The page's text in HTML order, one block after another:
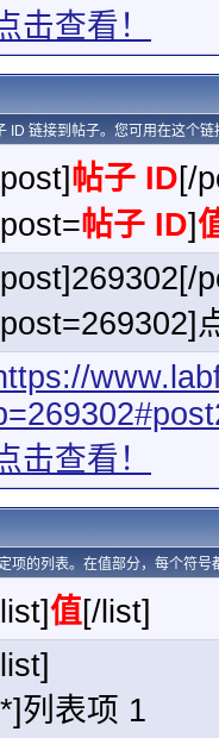
击查看！
ID 链接到帖子。您可用在这个
帖子 ID[/
帖子 ID]
击查看！
项的列表。在值部分，每个符号
值[/list]
列表项 1